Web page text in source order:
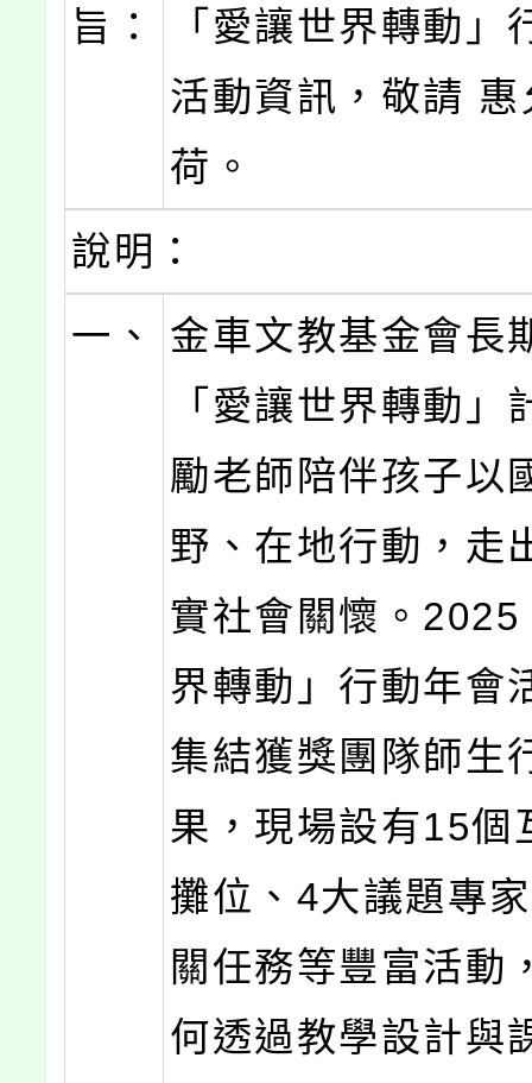
旨：
「愛讓世界轉動」
活動資訊，敬請
荷。
說明：
一、
金車文教基金會長
「愛讓世界轉動」
勵老師陪伴孩子以
野、在地行動，走
實社會關懷。2025
界轉動」行動年會
集結獲獎團隊師生
果，現場設有15個
攤位、4大議題專
關任務等豐富活動
何透過教學設計與